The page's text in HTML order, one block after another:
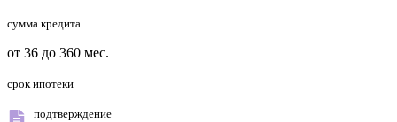
сумма кредита
от 36 до 360 мес.
срок ипотеки
подтверждение